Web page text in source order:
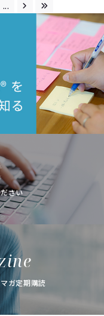
...
さい
ガ定期購読